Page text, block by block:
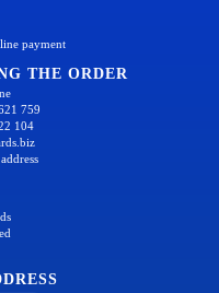
payment
THE ORDER
759
104